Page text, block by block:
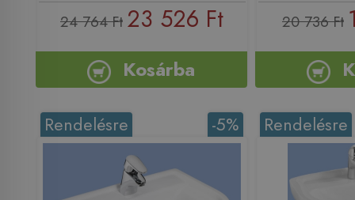
24 764 Ft 23 526 Ft
Kosárba
20 736 Ft
-5%
Rendelésre Rendelésre